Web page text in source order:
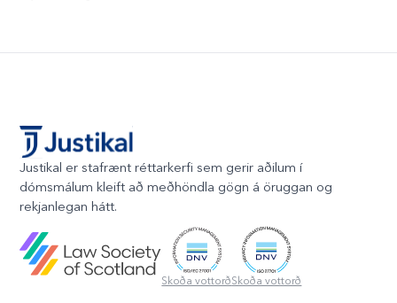
Justikal er stafrænt réttarkerfi sem gerir aðilum í
dómsmálum kleift að meðhöndla gögn á öruggan og
rekjanlegan hátt.
Skoða vottorðSkoða vottorð